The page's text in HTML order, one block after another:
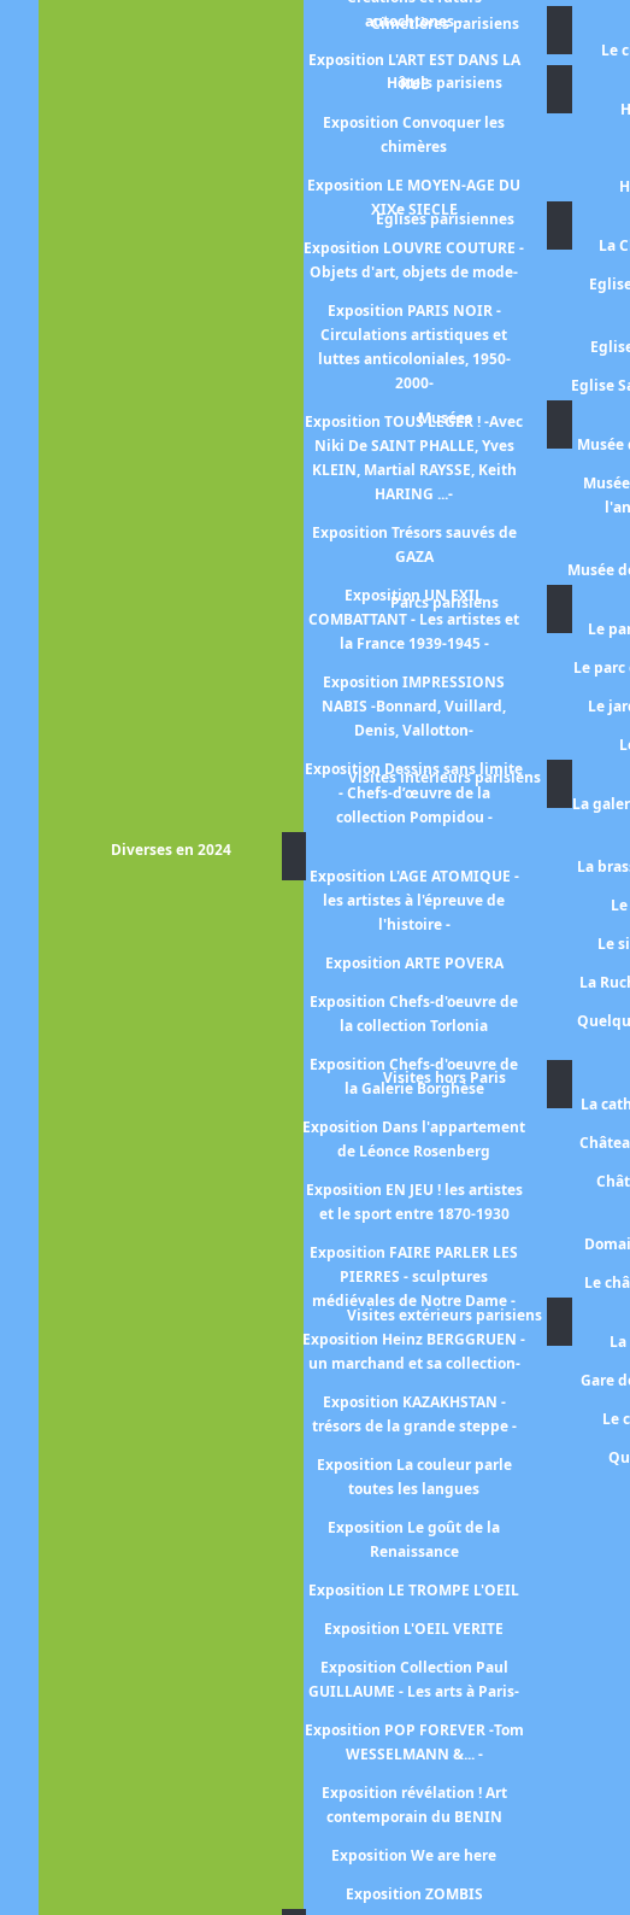
autochtones -
Exposition L'ART EST DANS LA
RUE
Exposition Convoquer les
chimères
Exposition LE MOYEN-AGE DU
XIXe SIECLE
Exposition LOUVRE COUTURE -
Objets d'art, objets de mode-
Exposition PARIS NOIR -
Circulations artistiques et
luttes anticoloniales, 1950-
2000-
Exposition TOUS LEGER ! -Avec
Niki De SAINT PHALLE, Yves
KLEIN, Martial RAYSSE, Keith
HARING ...-
Exposition Trésors sauvés de
GAZA
Exposition UN EXIL
COMBATTANT - Les artistes et
la France 1939-1945 -
Exposition IMPRESSIONS
NABIS -Bonnard, Vuillard,
Denis, Vallotton-
Exposition Dessins sans limite
- Chefs-d’œuvre de la
collection Pompidou -
Diverses en 2024
Exposition L'AGE ATOMIQUE -
les artistes à l'épreuve de
l'histoire -
Exposition ARTE POVERA
Exposition Chefs-d'oeuvre de
la collection Torlonia
Exposition Chefs-d'oeuvre de
la Galerie Borghèse
Exposition Dans l'appartement
de Léonce Rosenberg
Exposition EN JEU ! les artistes
et le sport entre 1870-1930
Exposition FAIRE PARLER LES
PIERRES - sculptures
médiévales de Notre Dame -
Exposition Heinz BERGGRUEN -
un marchand et sa collection-
Exposition KAZAKHSTAN -
trésors de la grande steppe -
Exposition La couleur parle
toutes les langues
Exposition Le goût de la
Renaissance
Exposition LE TROMPE L'OEIL
Exposition L'OEIL VERITE
Exposition Collection Paul
GUILLAUME - Les arts à Paris-
Exposition POP FOREVER -Tom
WESSELMANN &... -
Exposition révélation ! Art
contemporain du BENIN
Exposition We are here
Exposition ZOMBIS
Cimetières parisiens
Le
Hôtels parisiens
Eglises parisiennes
La
Eglise
Musées
Musée
Musée
Parcs parisiens
Le
Le
Le
Visites intérieurs parisiens
La
La
Le
La
Visites hors Paris
La
Le
Visites extérieurs parisiens
Gare
Le